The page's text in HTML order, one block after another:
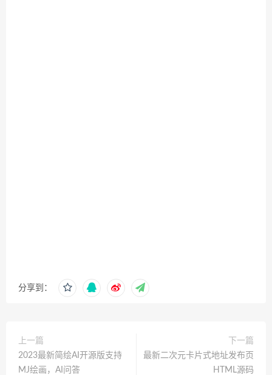
分享到：
上一篇
2023最新简绘AI开源版支持
MJ绘画，AI问答
下一篇
最新二次元卡片式地址发布页
HTML源码